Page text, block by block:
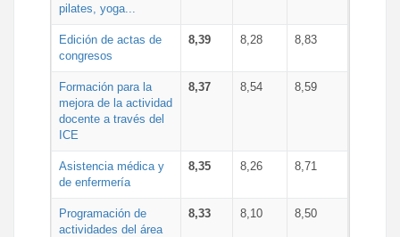
pilates, yoga...
Edición de actas de
congresos
8,39 8,28 8,83
Formación para la
mejora de la actividad
docente a través del
ICE
8,37 8,54 8,59
Asistencia médica y
de enfermería
8,35 8,26 8,71
Programación de
actividades del área
8,33 8,10 8,50